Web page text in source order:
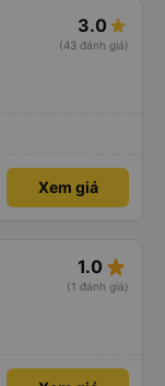
3.0
(43 đánh giá)
Xem giá
1.0 star_rate
(1 đánh giá)